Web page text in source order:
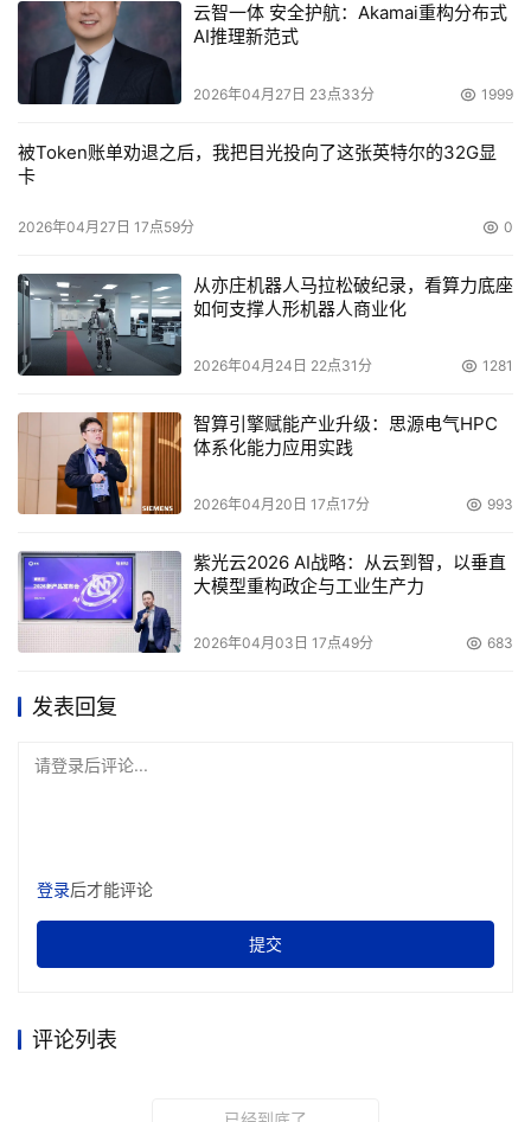
云智一体 安全护航：Akamai重构分布式
AI推理新范式
2026年04月27日 23点33分 1999
被Token账单劝退之后，我把目光投向了这张英特尔的32G显
卡
2026年04月27日 17点59分 0
从亦庄机器人马拉松破纪录，看算力底座
如何支撑人形机器人商业化
2026年04月24日 22点31分 1281
智算引擎赋能产业升级：思源电气HPC
体系化能力应用实践
2026年04月20日 17点17分 993
紫光云2026 AI战略：从云到智，以垂直
大模型重构政企与工业生产力
2026年04月03日 17点49分 683
发表回复
请登录后评论...
登录后才能评论
提交
评论列表